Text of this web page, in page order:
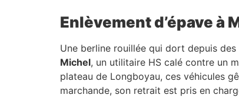
Enlèvement d’épave à
Une berline rouillée qui dort depuis
Michel, un utilitaire HS calé contre un
plateau de Longboyau, ces véhicules
marchande, son retrait est pris en